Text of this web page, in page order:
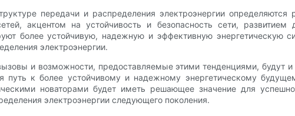
передачи и распределения электроэнергии определяются
акцентом на устойчивость и безопасность сети,
более устойчивую, надежную и эффективную энергетическую
электроэнергии.
и возможности, предоставляемые этими тенденциями,
путь к более устойчивому и надежному энергетическому
новаторами будет иметь решающее значение для
электроэнергии следующего поколения.